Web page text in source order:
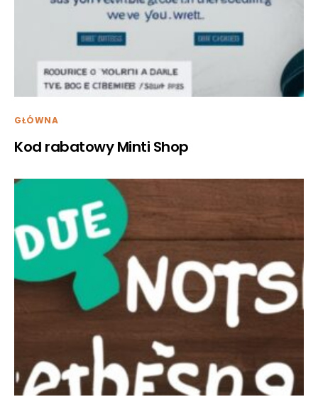
GŁÓWNA
Kod rabatowy Minti Shop